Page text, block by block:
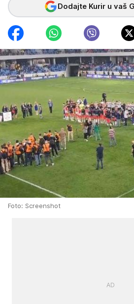
Dodajte Kurir u vaš
Foto: Screenshot